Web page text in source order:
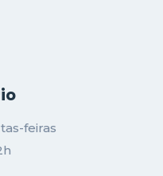
feiras